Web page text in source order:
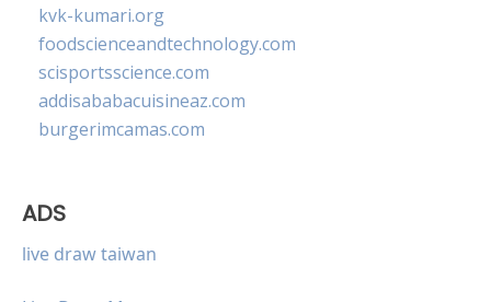
kvk-kumari.org
foodscienceandtechnology.com
scisportsscience.com
addisababacuisineaz.com
burgerimcamas.com
ADS
live draw taiwan